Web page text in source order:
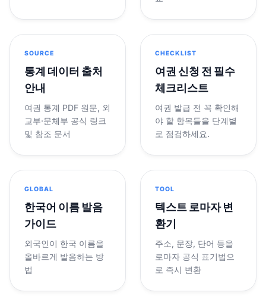
SOURCE
통계 데이터 출처
안내
여권 통계 PDF 원문, 외
교부·문체부 공식 링크
및 참조 문서
CHECKLIST
여권 신청 전 필수
체크리스트
여권 발급 전 꼭 확인해
야 할 항목들을 단계별
로 점검하세요.
GLOBAL
한국어 이름 발음
가이드
외국인이 한국 이름을
올바르게 발음하는 방
법
TOOL
텍스트 로마자 변
환기
주소, 문장, 단어 등을
로마자 공식 표기법으
로 즉시 변환